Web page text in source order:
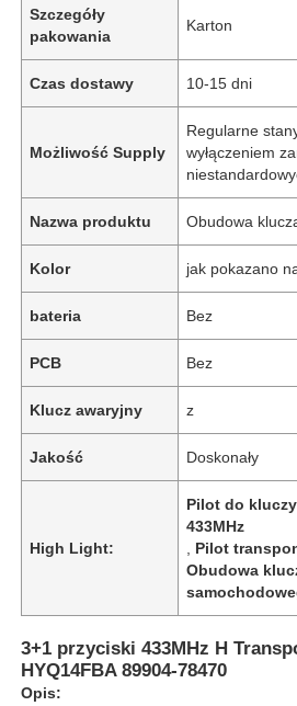
Szczegóły
pakowania
Karton
Czas dostawy 10-15 dni
Możliwość Supply
Regularne
wyłączeniem
Nazwa produktu Obudowa
Kolor jak pokazano
bateria Bez
PCB Bez
Klucz awaryjny z
Jakość Doskonały
High Light:
Pilot do
433MHz
Pilot
Obudowa
3+1 przyciski 433MHz H
HYQ14FBA 89904-78470
Opis: